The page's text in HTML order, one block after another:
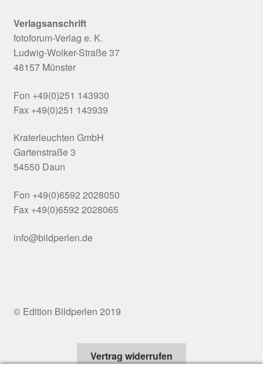
Verlagsanschrift
fotoforum-Verlag e. K.
Ludwig-Wolker-Straße 37
48157 Münster
Fon +49(0)251 143930
Fax +49(0)251 143939
Kraterleuchten GmbH
Gartenstraße 3
54550 Daun
Fon +49(0)6592 2028050
Fax +49(0)6592 2028065
info@bildperlen.de
© Edition Bildperlen 2019
Vertrag widerrufen